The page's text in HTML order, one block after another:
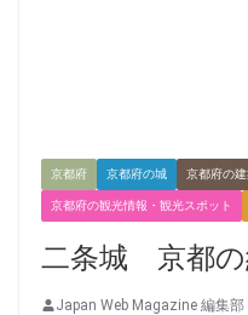
京都府 京都府の城 京都府の
京都府の観光情報・観光スポット
二条城 京都の
Japan Web Magazine 編集部